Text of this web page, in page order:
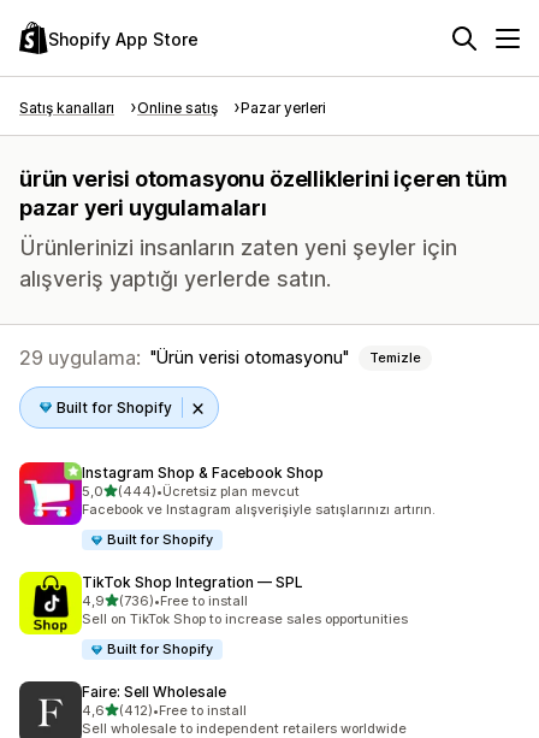
Shopify App Store
Satış kanalları Online satış Pazar yerleri
ürün verisi otomasyonu özelliklerini içeren tüm
pazar yeri uygulamaları
Ürünlerinizi insanların zaten yeni şeyler için
alışveriş yaptığı yerlerde satın.
29 uygulama: Ürün verisi otomasyonu Temizle
Built for Shopify
Instagram Shop & Facebook Shop
5,05 yıldız üzerinden
(444)
toplam 444 değerlendirme
•Ücretsiz plan mevcut
Facebook ve Instagram alışverişiyle satışlarınızı artırın.
Built for Shopify
TikTok Shop Integration — SPL
4,95 yıldız üzerinden
(736)
toplam 736 değerlendirme
•Free to install
Sell on TikTok Shop to increase sales opportunities
Built for Shopify
Faire: Sell Wholesale
4,65 yıldız üzerinden
(412)
toplam 412 değerlendirme
•Free to install
Sell wholesale to independent retailers worldwide